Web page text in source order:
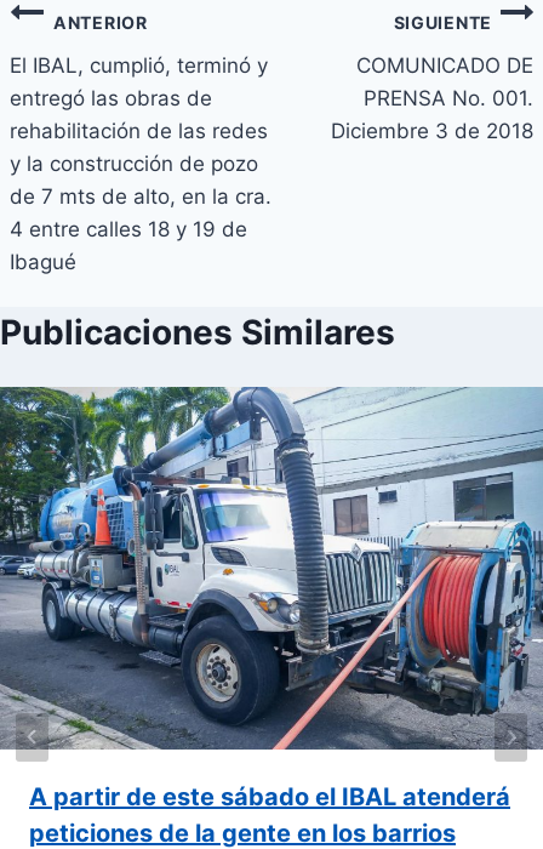
ANTERIOR
El IBAL, cumplió, terminó y
entregó las obras de
rehabilitación de las redes
y la construcción de pozo
de 7 mts de alto, en la cra.
4 entre calles 18 y 19 de
Ibagué
SIGUIENTE
COMUNICADO DE
PRENSA No. 001.
Diciembre 3 de 2018
Publicaciones Similares
A partir de este sábado el IBAL atenderá
peticiones de la gente en los barrios